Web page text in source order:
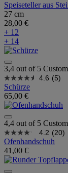
Speiseteller aus
27 cm
28,00 €
+ 12
+ 14
3,4 out of 5
4.6 (5)
Schürze
65,00 €
4,4 out of 5
4.2 (20)
Ofenhandschuh
41,00 €